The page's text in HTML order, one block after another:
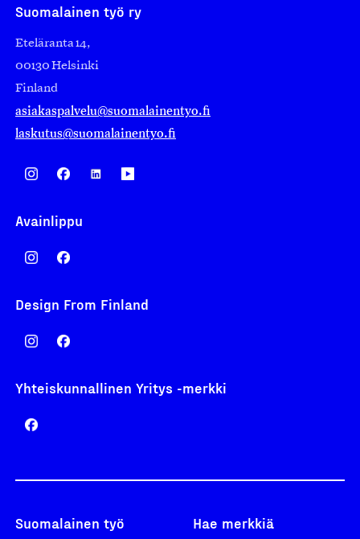
Suomalainen työ ry
Eteläranta 14,
00130 Helsinki
Finland
asiakaspalvelu@suomalainentyo.fi
laskutus@suomalainentyo.fi
Avainlippu
Design From Finland
Yhteiskunnallinen Yritys -merkki
Suomalainen työ Hae merkkiä